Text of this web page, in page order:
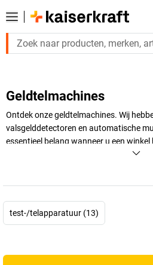
Geldtelmachines
Ontdek onze geldtelmachines. Wij
valsgelddetectoren en automatische
essentieel belang wanneer u een
komt. Deze geldtelmachines zijn
+Meer weergeven
test-/telapparatuur (13)